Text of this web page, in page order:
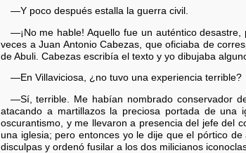
—Y poco después estalla la guerra civil.
—¡No me hable! Aquello fue un auténtico
veces a Juan Antonio Cabezas, que oficiaba de
de Abuli. Cabezas escribía el texto y yo dibujaba
—En Villaviciosa, ¿no tuvo una experiencia terrible?
—Sí, terrible. Me habían nombrado conservador
atacando a martillazos la preciosa portada de una
oscurantismo, y me llevaron a presencia del jefe del
una iglesia; pero entonces yo le dije que el pórtico
disculpas y ordenó fusilar a los dos milicianos